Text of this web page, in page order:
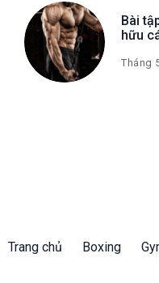
Bài
hữu
Tháng
Trang chủ Boxing